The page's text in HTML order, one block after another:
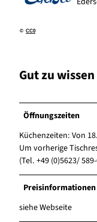
© CC0
Gut zu wissen
Öffnungszeiten
Küchenzeiten: Von
Um vorherige
(Tel. +49 (0)5623/
Preisinformationen
siehe Webseite